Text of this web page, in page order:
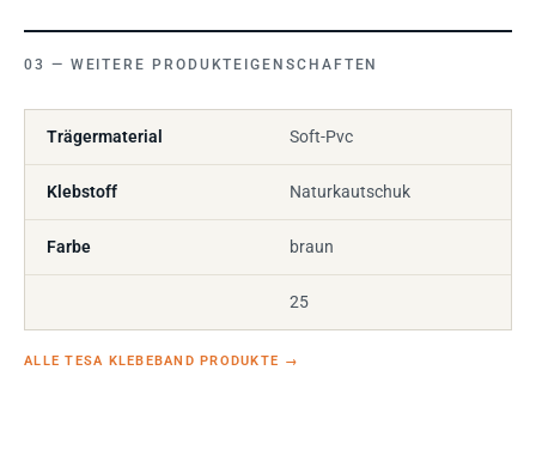
WEITERE PRODUKTEIGENSCHAFTEN
Trägermaterial Soft-Pvc
Klebstoff Naturkautschuk
Farbe braun
25
ALLE TESA KLEBEBAND PRODUKTE →